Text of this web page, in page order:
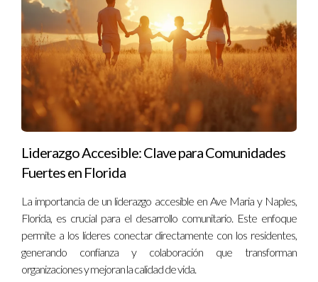
Liderazgo Accesible: Clave para Comunidades
Fuertes en Florida
La importancia de un liderazgo accesible en Ave Maria y Naples,
Florida, es crucial para el desarrollo comunitario. Este enfoque
permite a los líderes conectar directamente con los residentes,
generando confianza y colaboración que transforman
organizaciones y mejoran la calidad de vida.